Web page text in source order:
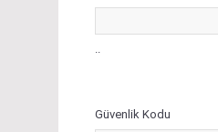
Güvenlik Kodu